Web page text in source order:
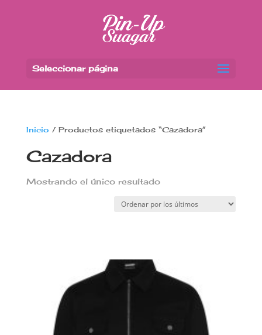
Seleccionar página
Inicio / Productos etiquetados “Cazadora”
Cazadora
Mostrando el único resultado